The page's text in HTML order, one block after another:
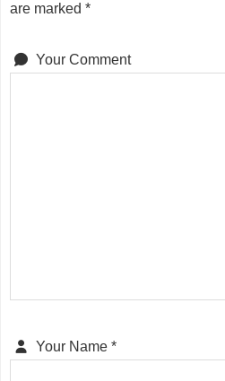
are marked *
Your Comment
Your Name *